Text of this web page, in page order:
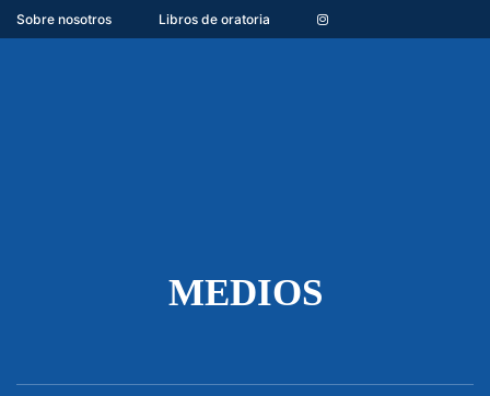
Sobre nosotros Libros de oratoria
MEDIOS